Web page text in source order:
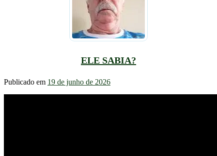
ELE SABIA?
Publicado em 19 de junho de 2026